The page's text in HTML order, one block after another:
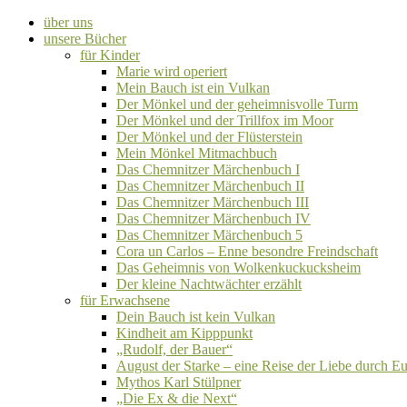
über uns
unsere Bücher
für Kinder
Marie wird operiert
Mein Bauch ist ein Vulkan
Der Mönkel und der geheimnisvolle Turm
Der Mönkel und der Trillfox im Moor
Der Mönkel und der Flüsterstein
Mein Mönkel Mitmachbuch
Das Chemnitzer Märchenbuch I
Das Chemnitzer Märchenbuch II
Das Chemnitzer Märchenbuch III
Das Chemnitzer Märchenbuch IV
Das Chemnitzer Märchenbuch 5
Cora un Carlos – Enne besondre Freindschaft
Das Geheimnis von Wolkenkuckucksheim
Der kleine Nachtwächter erzählt
für Erwachsene
Dein Bauch ist kein Vulkan
Kindheit am Kipppunkt
„Rudolf, der Bauer“
August der Starke – eine Reise der Liebe durch
Mythos Karl Stülpner
„Die Ex & die Next“